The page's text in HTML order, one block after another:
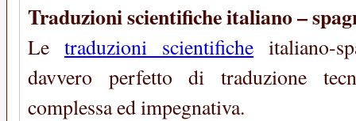
Traduzioni scientifiche italiano –
Le traduzioni scientifiche italiano-
davvero perfetto di traduzione
complessa ed impegnativa.